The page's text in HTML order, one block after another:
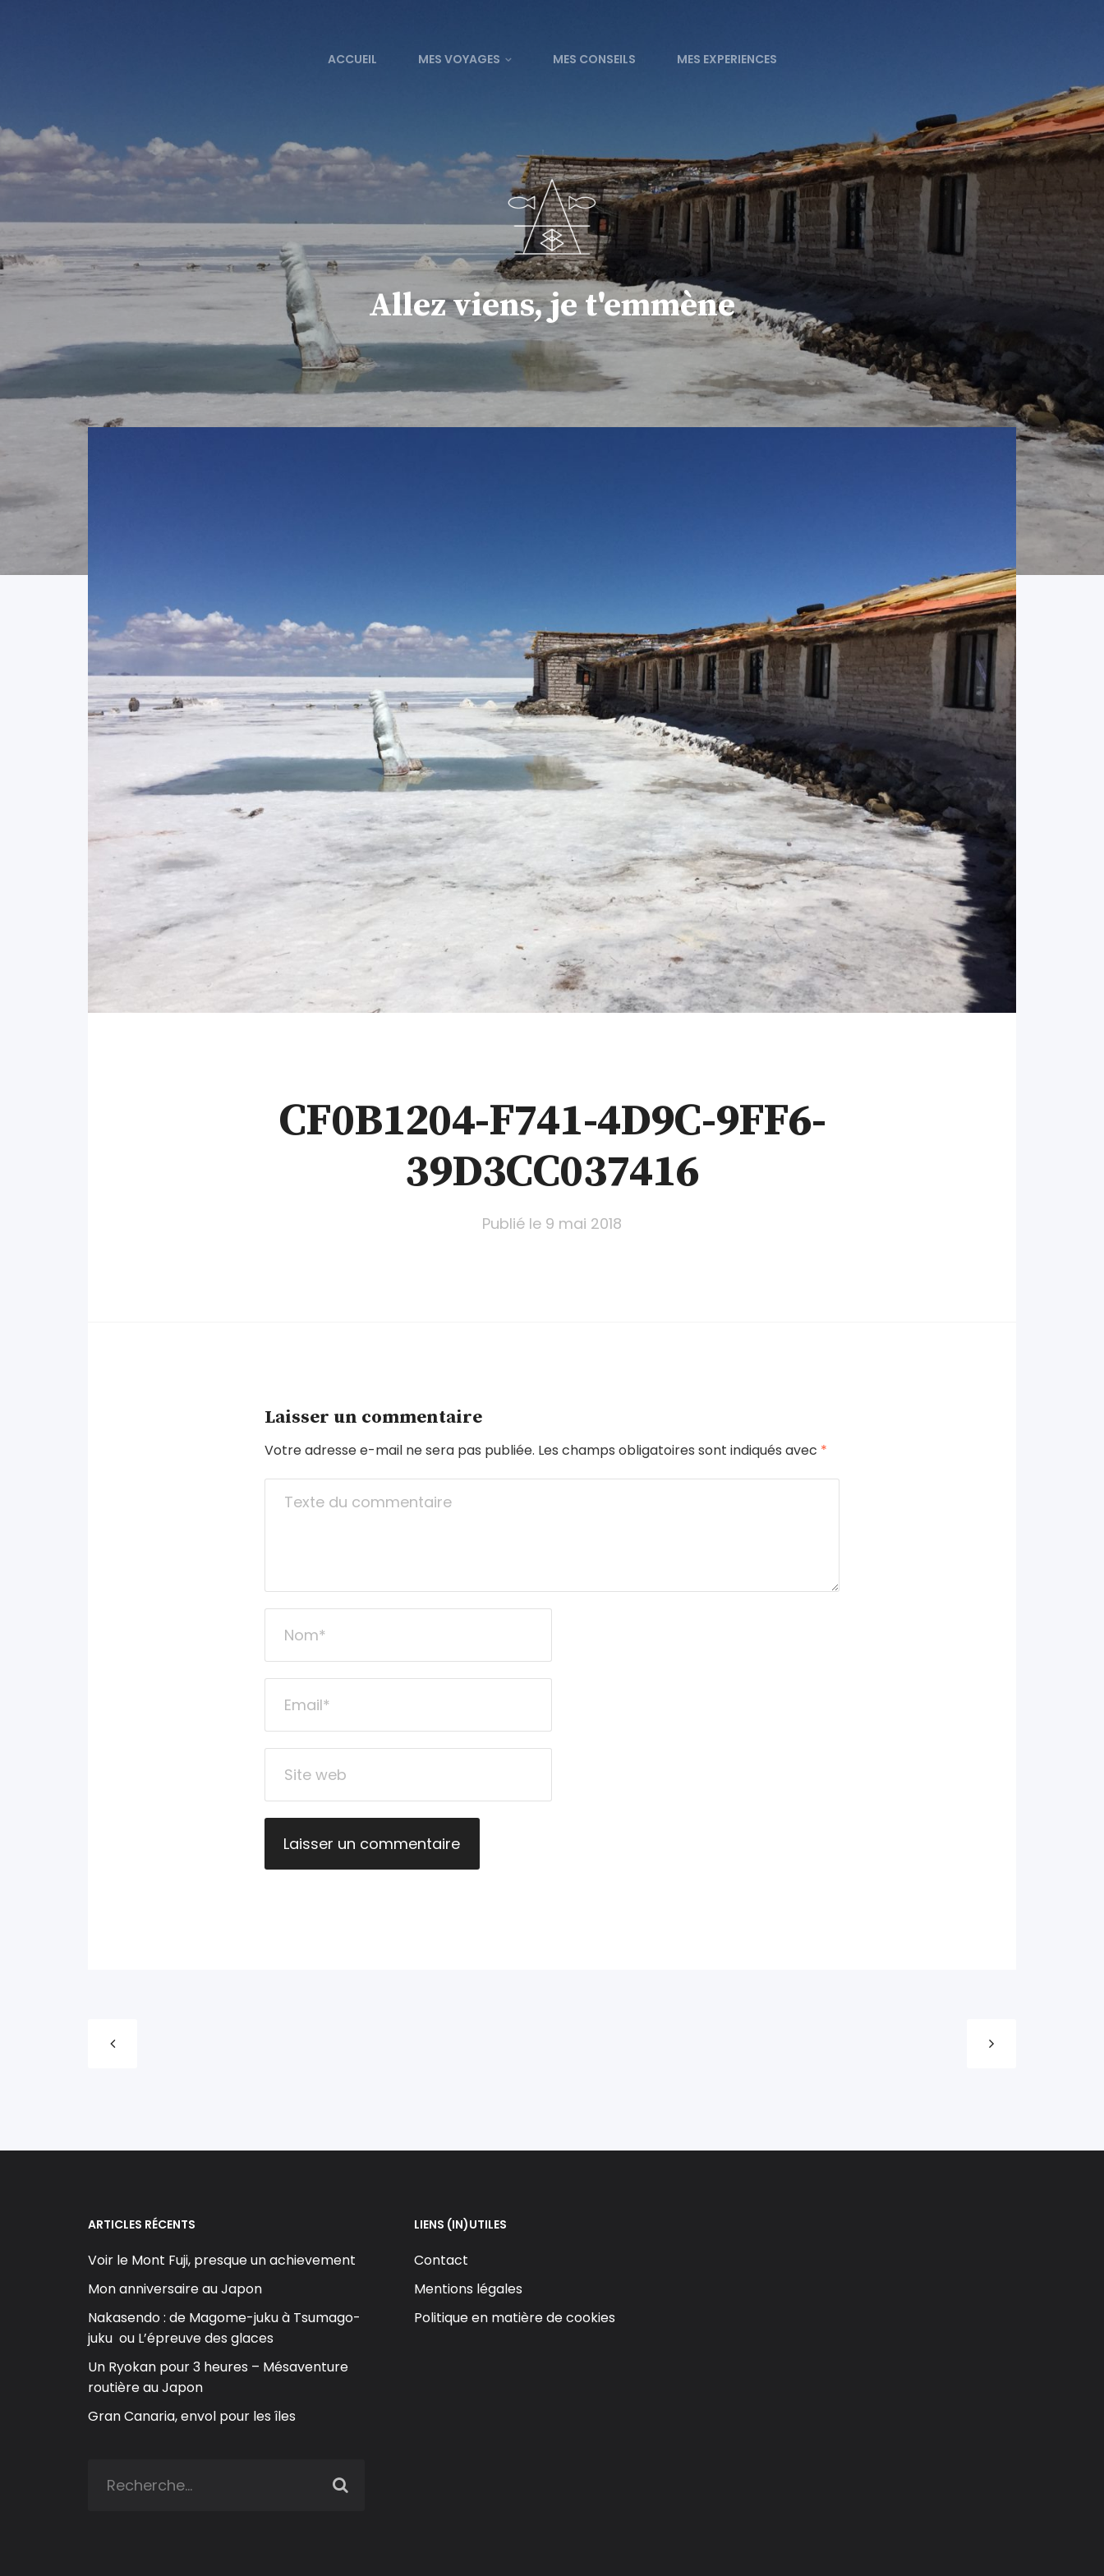
ACCUEIL MES VOYAGES MES CONSEILS MES EXPERIENCES
Allez viens, je t'emmène
CF0B1204-F741-4D9C-9FF6-
39D3CC037416
Publié le 9 mai 2018
Laisser un commentaire
Votre adresse e-mail ne sera pas publiée. Les champs obligatoires sont indiqués avec *
ARTICLES RÉCENTS
Voir le Mont Fuji, presque un achievement
Mon anniversaire au Japon
Nakasendo : de Magome-juku à Tsumago-
juku ou L’épreuve des glaces
Un Ryokan pour 3 heures – Mésaventure
routière au Japon
Gran Canaria, envol pour les îles
LIENS (IN)UTILES
Contact
Mentions légales
Politique en matière de cookies